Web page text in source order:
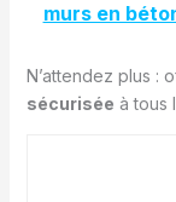
murs en
N’attendez plus :
sécurisée à tous